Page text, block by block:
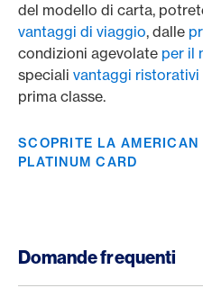
del modello di carta,
vantaggi di viaggio, dalle
condizioni agevolate per il
speciali vantaggi ristorativi
prima classe.
SCOPRITE LA AMERICAN
PLATINUM CARD
Domande frequenti